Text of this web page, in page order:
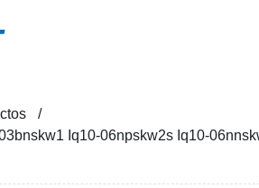
Iq10-06npskw2s Iq10-